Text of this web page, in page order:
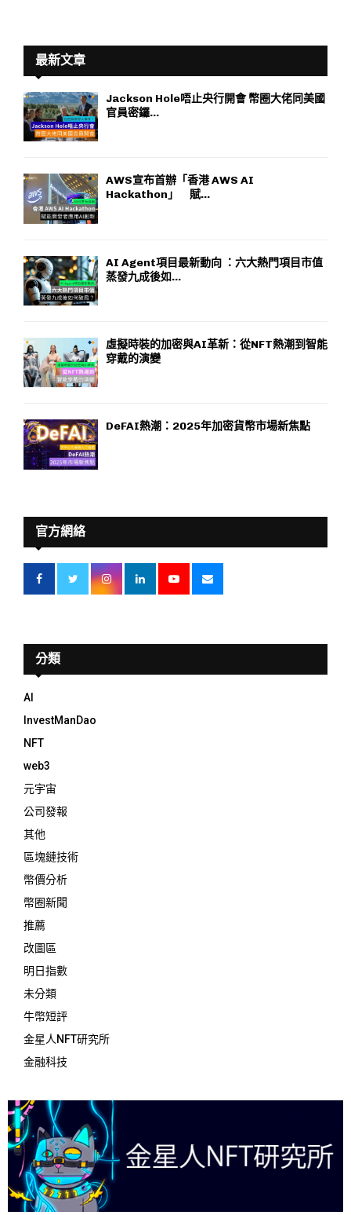
分
頁最新文章
Jackson Hole唔止央行開會 幣圈大佬同美國
官員密鑼...
AWS宣布首辦「香港 AWS AI
Hackathon」 賦...
AI Agent項目最新動向 ：六大熱門項目市值
蒸發九成後如...
虛擬時裝的加密與AI革新：從NFT熱潮到智能
穿戴的演變
DeFAI熱潮：2025年加密貨幣市場新焦點
官方網絡
分類
AI
InvestManDao
NFT
web3
元宇宙
公司發報
其他
區塊鏈技術
幣價分析
幣圈新聞
推薦
改圖區
明日指數
未分類
牛幣短評
金星人NFT研究所
金融科技